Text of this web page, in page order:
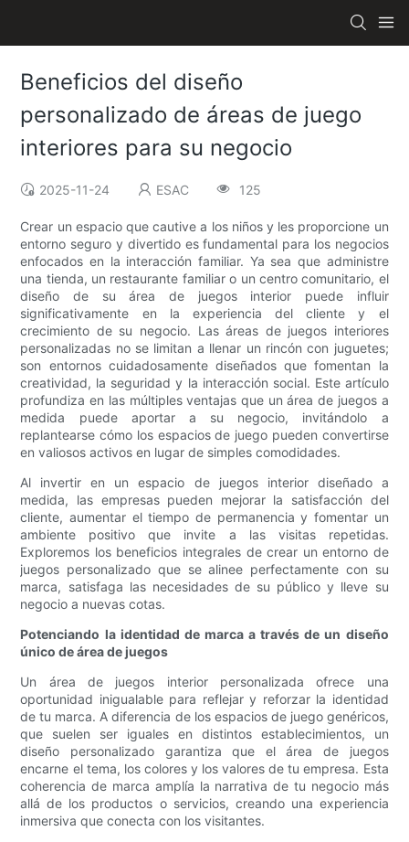
Beneficios del diseño
personalizado de áreas de juego
interiores para su negocio
2025-11-24 ESAC 125
Crear un espacio que cautive a los niños y les proporcione un
entorno seguro y divertido es fundamental para los negocios
enfocados en la interacción familiar. Ya sea que administre
una tienda, un restaurante familiar o un centro comunitario, el
diseño de su área de juegos interior puede influir
significativamente en la experiencia del cliente y el
crecimiento de su negocio. Las áreas de juegos interiores
personalizadas no se limitan a llenar un rincón con juguetes;
son entornos cuidadosamente diseñados que fomentan la
creatividad, la seguridad y la interacción social. Este artículo
profundiza en las múltiples ventajas que un área de juegos a
medida puede aportar a su negocio, invitándolo a
replantearse cómo los espacios de juego pueden convertirse
en valiosos activos en lugar de simples comodidades.
Al invertir en un espacio de juegos interior diseñado a
medida, las empresas pueden mejorar la satisfacción del
cliente, aumentar el tiempo de permanencia y fomentar un
ambiente positivo que invite a las visitas repetidas.
Exploremos los beneficios integrales de crear un entorno de
juegos personalizado que se alinee perfectamente con su
marca, satisfaga las necesidades de su público y lleve su
negocio a nuevas cotas.
Potenciando la identidad de marca a través de un diseño
único de área de juegos
Un área de juegos interior personalizada ofrece una
oportunidad inigualable para reflejar y reforzar la identidad
de tu marca. A diferencia de los espacios de juego genéricos,
que suelen ser iguales en distintos establecimientos, un
diseño personalizado garantiza que el área de juegos
encarne el tema, los colores y los valores de tu empresa. Esta
coherencia de marca amplía la narrativa de tu negocio más
allá de los productos o servicios, creando una experiencia
inmersiva que conecta con los visitantes.